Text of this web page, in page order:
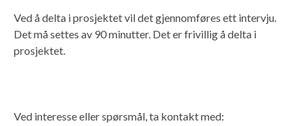
Ved å delta i prosjektet vil det gjennomføres ett intervju.
Det må settes av 90 minutter. Det er frivillig å delta i
prosjektet.
Ved interesse eller spørsmål, ta kontakt med: